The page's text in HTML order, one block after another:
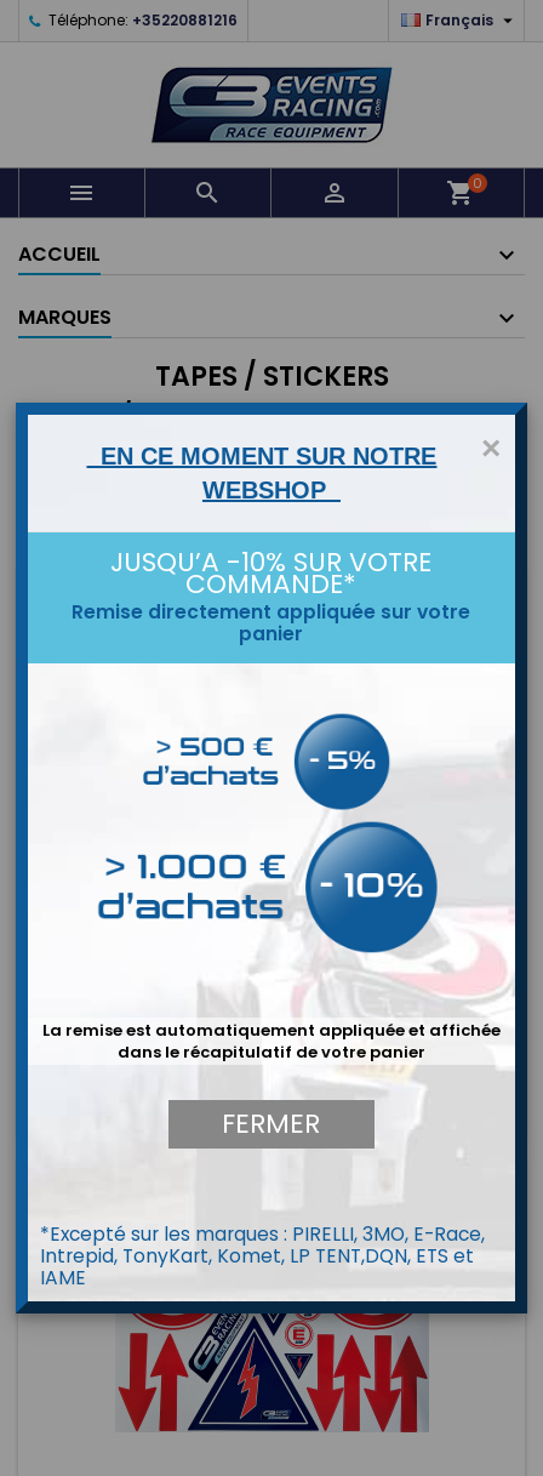
Téléphone: +35220881216 Français 
   shopping_cart0
ACCUEIL
MARQUES
TAPES / STICKERS
Tapes / Stickers

Affichage 1-12 de 12 article(s)
MARQUE: HPX
FILM DE PROTECTION POUR PEINTURE HPX
Film de protection pour peinture HPX 100mm et 50mm
Prix
52,80 €
Ajouter au panier
×
EN CE MOMENT SUR NOTRE
WEBSHOP
JUSQU’A -10% SUR VOTRE
COMMANDE*
Remise directement appliquée sur votre
panier
La remise est automatiquement appliquée et affichée
dans le récapitulatif de votre panier
FERMER
*Excepté sur les marques : PIRELLI, 3MO, E-Race,
Intrepid, TonyKart, Komet, LP TENT,DQN, ETS et
IAME